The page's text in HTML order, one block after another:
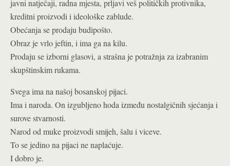
javni natječaji, radna mjesta, prljavi veš političkih protivnika,
kreditni proizvodi i ideološke zablude.
Obećanja se prodaju budipošto.
Obraz je vrlo jeftin, i ima ga na kilu.
Prodaju se izborni glasovi, a strašna je potražnja za izabranim
skupštinskim rukama.
Svega ima na našoj bosanskoj pijaci.
Ima i naroda. On izgubljeno hoda između nostalgičnih sjećanja i
surove stvarnosti.
Narod od muke proizvodi smijeh, šalu i viceve.
To se jedino na pijaci ne naplaćuje.
I dobro je.